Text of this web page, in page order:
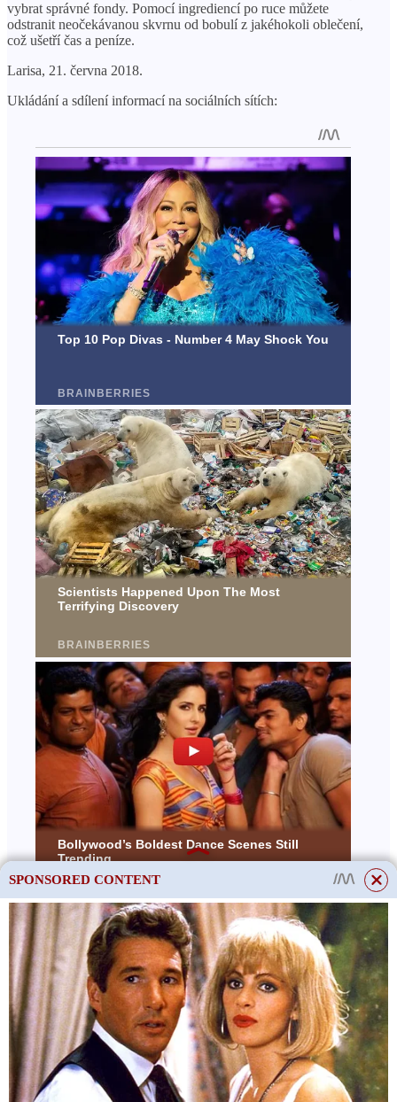
vybrat správné fondy. Pomocí ingrediencí po ruce můžete
odstranit neočekávanou skvrnu od bobulí z jakéhokoli oblečení,
což ušetří čas a peníze.
Larisa, 21. června 2018.
Ukládání a sdílení informací na sociálních sítích:
SPONSORED CONTENT